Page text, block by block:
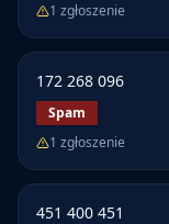
1 zgłoszenie
172 268 096
Spam
1 zgłoszenie
451 400 451